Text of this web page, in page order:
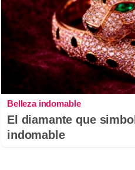
Belleza indomable
El diamante que
indomable